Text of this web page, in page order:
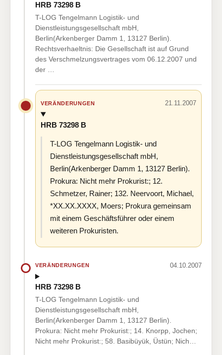
HRB 73298 B
T-LOG Tengelmann Logistik- und
Dienstleistungsgesellschaft mbH,
Berlin(Arkenberger Damm 1, 13127 Berlin).
Rechtsverhaeltnis: Die Gesellschaft ist auf Grund
des Verschmelzungsvertrages vom 06.12.2007 und
der …
VERÄNDERUNGEN 21.11.2007
HRB 73298 B
T-LOG Tengelmann Logistik- und
Dienstleistungsgesellschaft mbH,
Berlin(Arkenberger Damm 1, 13127 Berlin).
Prokura: Nicht mehr Prokurist:; 12.
Schmetzer, Rainer; 132. Neervoort, Michael,
*XX.XX.XXXX, Moers; Prokura gemeinsam
mit einem Geschäftsführer oder einem
weiteren Prokuristen.
VERÄNDERUNGEN 04.10.2007
HRB 73298 B
T-LOG Tengelmann Logistik- und
Dienstleistungsgesellschaft mbH,
Berlin(Arkenberger Damm 1, 13127 Berlin).
Prokura: Nicht mehr Prokurist:; 14. Knorpp, Jochen;
Nicht mehr Prokurist:; 58. Basibüyük, Üstün; Nich…